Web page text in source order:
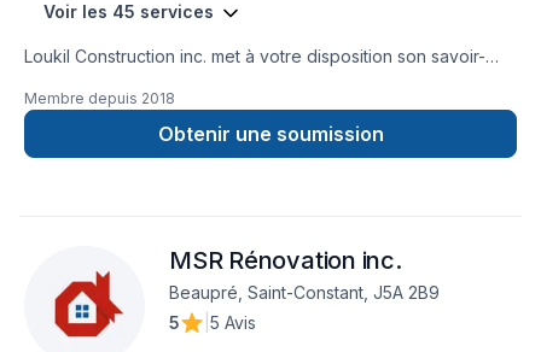
Voir les 45 services
Loukil Construction inc. met à votre disposition son savoir-
Coffrage, Commercial, Démolition, Drain français, Excavation,
Excavation intérieur, Fissures, Fondation, Fondations,
Gouttières, Gypse, Ingénieur, Margelle, Patio, Plancher, Puit
notre approche centrée sur le client, nous proposons des
solutions adaptées à vos besoins spécifiques et à votre
budget. Confiez votre projet à une équipe qui a à cœur votre
satisfaction.
Membre depuis 2018
Obtenir une soumission
MSR Rénovation inc.
Beaupré, Saint-Constant, J5A 2B9
5
5 Avis